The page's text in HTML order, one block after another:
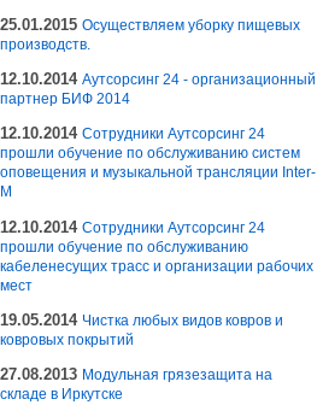
25.01.2015 Осуществляем уборку пищевых
производств.
12.10.2014 Аутсорсинг 24 - организационный
партнер БИФ 2014
12.10.2014 Сотрудники Аутсорсинг 24
прошли обучение по обслуживанию систем
оповещения и музыкальной трансляции Inter-
M
12.10.2014 Сотрудники Аутсорсинг 24
прошли обучение по обслуживанию
кабеленесущих трасс и организации рабочих
мест
19.05.2014 Чистка любых видов ковров и
ковровых покрытий
27.08.2013 Модульная грязезащита на
складе в Иркутске